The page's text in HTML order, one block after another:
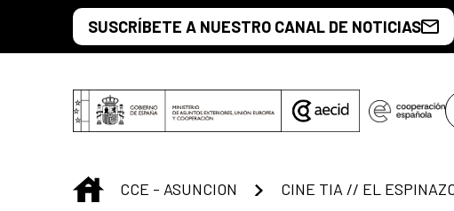
Saltar al contenido principal
SUSCRÍBETE A NUESTRO CANAL DE NOTICIAS
INICIO
CCE - ASUNCION CINE TIA // EL